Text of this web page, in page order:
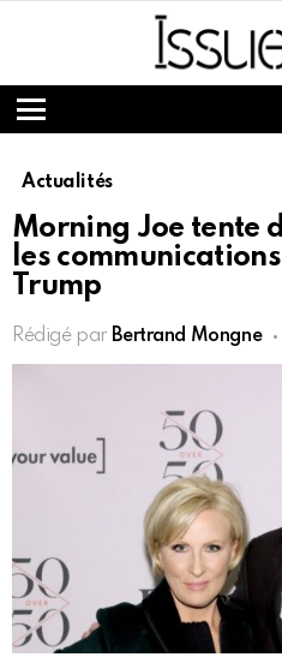
Menu
Actualités
Morning Joe tente
les
Trump
Rédigé par Bertrand Mongne